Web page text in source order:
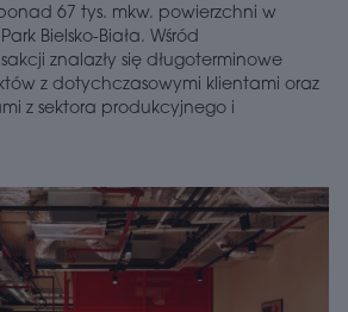
67 tys. mkw. powierzchni w
Bielsko-Biała. Wśród
znalazły się długoterminowe
z dotychczasowymi klientami oraz
z sektora produkcyjnego i